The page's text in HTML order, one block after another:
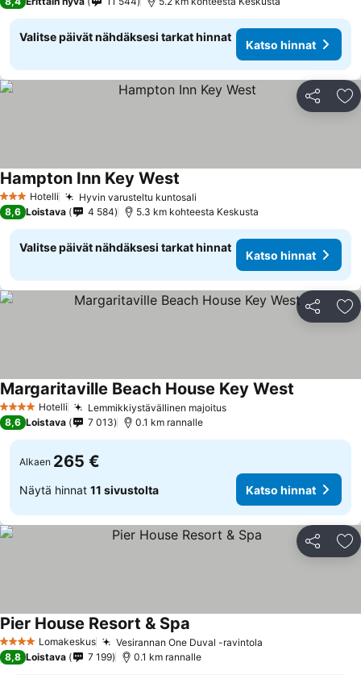
Valitse päivät nähdäksesi tarkat hinnat
Katso hinnat
Jaa
3 Tähtiluokitus
Hotelli Hyvin varusteltu kuntosali
Hampton Inn Key West
8,6 Loistava 4 584 5.3 km kohteesta Keskusta
Valitse päivät nähdäksesi tarkat hinnat
Katso hinnat
Jaa
4 Tähtiluokitus
Hotelli Lemmikkiystävällinen majoitus
Margaritaville Beach House Key West
8,6 Loistava 7 013 0.1 km rannalle
Alkaen 265 €
Näytä hinnat 11 sivustolta Katso hinnat
Jaa
4 TähtiluokitusLomakeskus Vesirannan One Duval -ravintola
Pier House Resort & Spa
8,8 Loistava 7 199 0.1 km rannalle